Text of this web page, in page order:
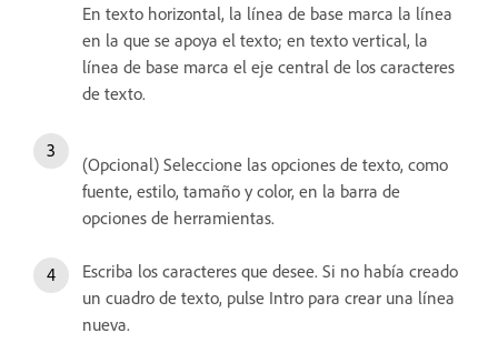
En texto horizontal, la línea de base marca la línea
en la que se apoya el texto; en texto vertical, la
línea de base marca el eje central de los caracteres
de texto.
(Opcional) Seleccione las opciones de texto, como
fuente, estilo, tamaño y color, en la barra de
opciones de herramientas.
Escriba los caracteres que desee. Si no había creado
un cuadro de texto, pulse Intro para crear una línea
nueva.